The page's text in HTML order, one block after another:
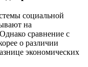
социальной
на
сравнение с
о различии
экономических